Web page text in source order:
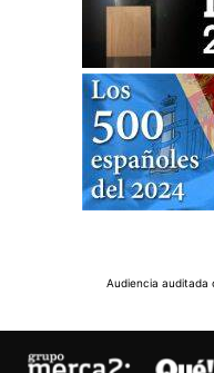
Audiencia auditada